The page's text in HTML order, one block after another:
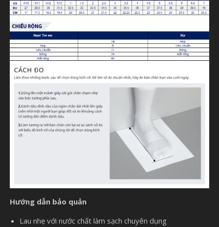
Hướng dẫn bảo quản
Lau nhẹ với nước chất làm sạch chuyên dụng